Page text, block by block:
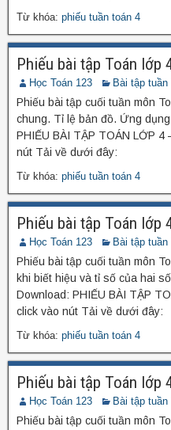
Từ khóa: phiếu tuần toán 4
Phiếu bài tập Toán lớp
Học Toán 123 Bài tập
Phiếu bài tập cuối tuần môn
chung. Tỉ lệ bản đồ. Ứng
PHIẾU BÀI TẬP TOÁN LỚP 4
nút Tải về dưới đây:
Từ khóa: phiếu tuần toán 4
Phiếu bài tập Toán lớp
Học Toán 123 Bài tập
Phiếu bài tập cuối tuần môn
khi biết hiệu và tỉ số của hai
Download: PHIẾU BÀI TẬP
click vào nút Tải về dưới đây:
Từ khóa: phiếu tuần toán 4
Phiếu bài tập Toán lớp
Học Toán 123 Bài tập
Phiếu bài tập cuối tuần môn